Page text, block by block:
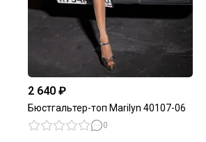
2 640 ₽
Бюстгальтер-топ Marilyn 40107-06
0